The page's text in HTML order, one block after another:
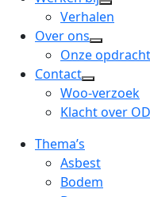
open
menu
Verhalen
Over ons
open
menu
Onze
Contact
open
dropdown
Woo-verzoek
Klacht over
Thema’s
Asbest
Bodem